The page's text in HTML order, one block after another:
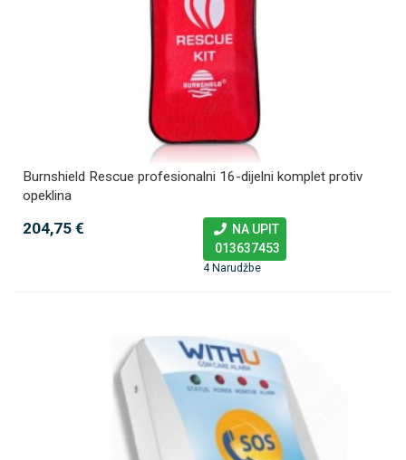
Burnshield Rescue profesionalni 16-dijelni komplet protiv
opeklina
204,75 €
NA UPIT
013637453
4 Narudžbe